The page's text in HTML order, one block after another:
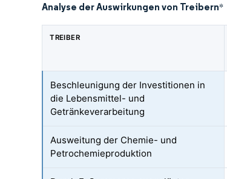
Analyse der Auswirkungen von Treibern*
TREIBER
Beschleunigung der Investitionen in
die Lebensmittel- und
Getränkeverarbeitung
Ausweitung der Chemie- und
Petrochemieproduktion